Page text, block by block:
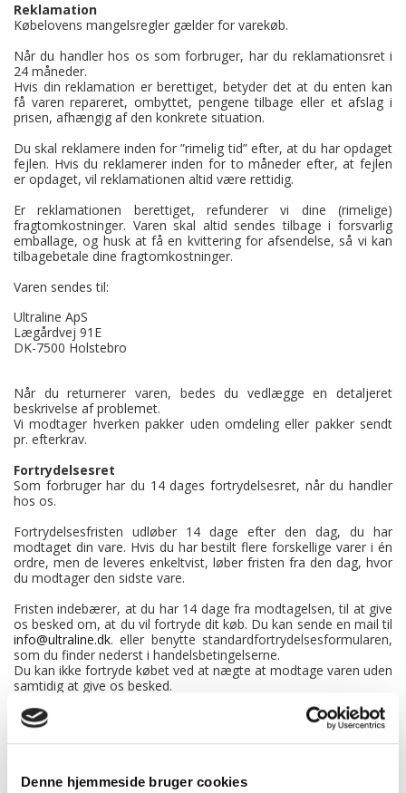
Denne hjemmeside bruger cookies
Reklamation
Købelovens mangelsregler gælder for varekøb.
Når du handler hos os som forbruger, har du reklamationsret i
24 måneder.
Hvis din reklamation er berettiget, betyder det at du enten kan
få varen repareret, ombyttet, pengene tilbage eller et afslag i
prisen, afhængig af den konkrete situation.
Du skal reklamere inden for ”rimelig tid” efter, at du har opdaget
fejlen. Hvis du reklamerer inden for to måneder efter, at fejlen
er opdaget, vil reklamationen altid være rettidig.
Er reklamationen berettiget, refunderer vi dine (rimelige)
fragtomkostninger. Varen skal altid sendes tilbage i forsvarlig
emballage, og husk at få en kvittering for afsendelse, så vi kan
tilbagebetale dine fragtomkostninger.
Varen sendes til:
Ultraline ApS
Lægårdvej 91E
DK-7500 Holstebro
Når du returnerer varen, bedes du vedlægge en detaljeret
beskrivelse af problemet.
Vi modtager hverken pakker uden omdeling eller pakker sendt
pr. efterkrav.
Fortrydelsesret
Som forbruger har du 14 dages fortrydelsesret, når du handler
hos os.
Fortrydelsesfristen udløber 14 dage efter den dag, du har
modtaget din vare. Hvis du har bestilt flere forskellige varer i én
ordre, men de leveres enkeltvist, løber fristen fra den dag, hvor
du modtager den sidste vare.
Fristen indebærer, at du har 14 dage fra modtagelsen, til at give
os besked om, at du vil fortryde dit køb. Du kan sende en mail til
info@ultraline.dk. eller benytte standardfortrydelsesformularen,
som du finder nederst i handelsbetingelserne.
Du kan ikke fortryde købet ved at nægte at modtage varen uden
samtidig at give os besked.
Fortrydelse af en del af købet
Hvis du har købt flere varer hos os, har du mulighed for at sende
én eller flere varer retur, selvom de er købt i én ordre.
fortryder en del af dit køb.